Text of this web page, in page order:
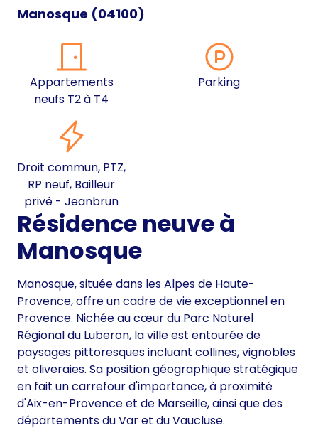
Manosque (04100)
Appartements
neufs T2 à T4
Parking
Droit commun, PTZ,
RP neuf, Bailleur
privé - Jeanbrun
Résidence neuve à
Manosque
Manosque, située dans les Alpes de Haute-
Provence, offre un cadre de vie exceptionnel en
Provence. Nichée au cœur du Parc Naturel
Régional du Luberon, la ville est entourée de
paysages pittoresques incluant collines, vignobles
et oliveraies. Sa position géographique stratégique
en fait un carrefour d'importance, à proximité
d'Aix-en-Provence et de Marseille, ainsi que des
départements du Var et du Vaucluse.